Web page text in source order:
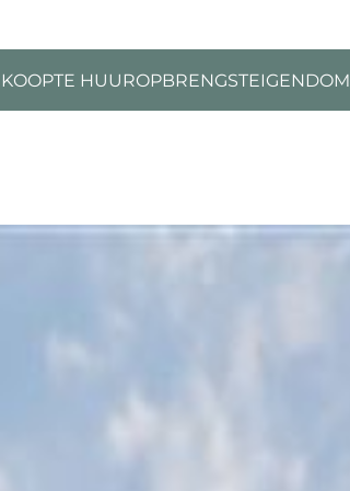
TE HUUROPBRENGSTEIGENDOM